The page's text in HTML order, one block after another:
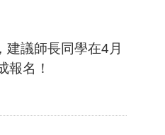
建議師長同學在4月
報名！